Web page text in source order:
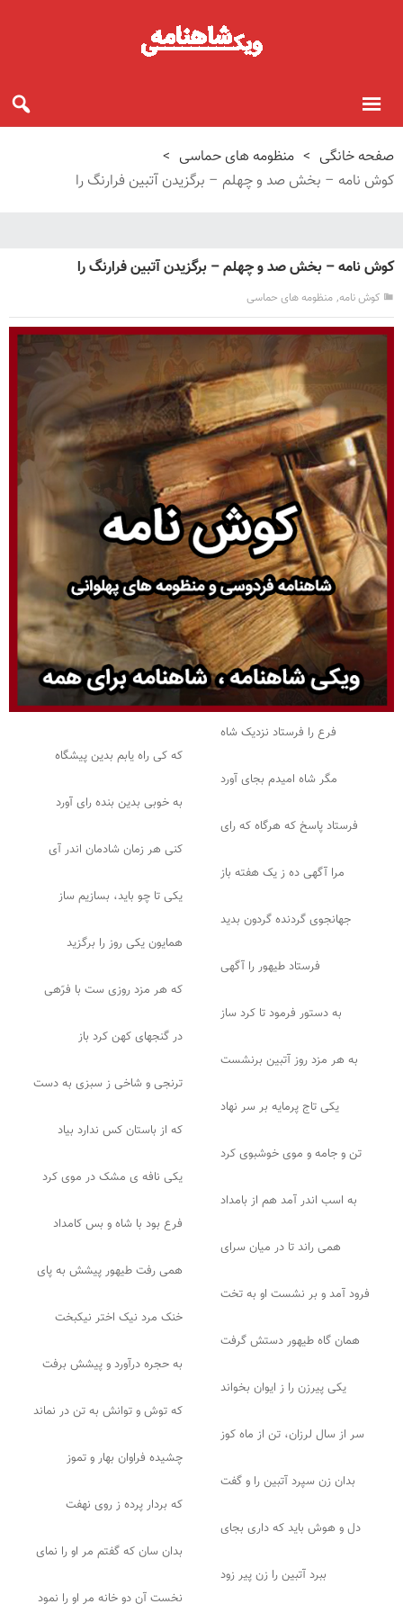
صفحه خانگی > منظومه های حماسی >
کوش نامه – بخش صد و چهلم – برگزیدن آتبین فرارنگ را
کوش نامه – بخش صد و چهلم – برگزیدن آتبین فرارنگ را
کوش نامه, منظومه های حماسی
فرع را فرستاد نزدیک شاه
که کی راه یابم بدین پیشگاه
مگر شاه امیدم بجای آورد
به خوبی بدین بنده رای آورد
فرستاد پاسخ که هرگاه که رای
کنی هر زمان شادمان اندر آی
مرا آگهی ده ز یک هفته باز
یکی تا چو باید، بسازیم ساز
جهانجوی گردنده گردون بدید
همایون یکی روز را برگزید
فرستاد طیهور را آگهی
که هر مزد روزی ست با فرّهی
به دستور فرمود تا کرد ساز
در گنجهای کهن کرد باز
به هر مزد روز آتبین برنشست
ترنجی و شاخی ز سبزی به دست
یکی تاج پرمایه بر سر نهاد
که از باستان کس ندارد بیاد
تن و جامه و موی خوشبوی کرد
یکی نافه ی مشک در موی کرد
به اسب اندر آمد هم از بامداد
فرع بود با شاه و بس کامداد
همی راند تا در میان سرای
همی رفت طیهور پیشش به پای
فرود آمد و بر نشست او به تخت
خنک مرد نیک اختر نیکبخت
همان گاه طیهور دستش گرفت
به حجره درآورد و پیشش برفت
یکی پیرزن را ز ایوان بخواند
که توش و توانش به تن در نماند
سر از سال لرزان، تن از ماه کوز
چشیده فراوان بهار و تموز
بدان زن سپرد آتبین را و گفت
که بردار پرده ز روی نهفت
دل و هوش باید که داری بجای
بدان سان که گفتم مر او را نمای
ببرد آتبین را زن پیر زود
نخست آن دو خانه مر او را نمود